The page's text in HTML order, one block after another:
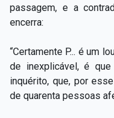
passagem, e a
encerra:
“Certamente P... é um
de inexplicável, é
inquérito, que, por
de quarenta pessoas